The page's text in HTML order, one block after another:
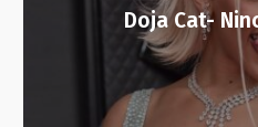
Doja Cat-